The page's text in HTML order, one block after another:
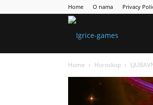
Home O nama Privacy
Home Horoskop